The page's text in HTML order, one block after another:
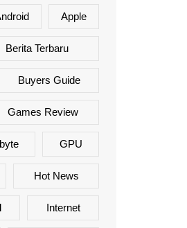
Apple
Berita Terbaru
Buyers Guide
Games Review
GPU
Hot News
Internet